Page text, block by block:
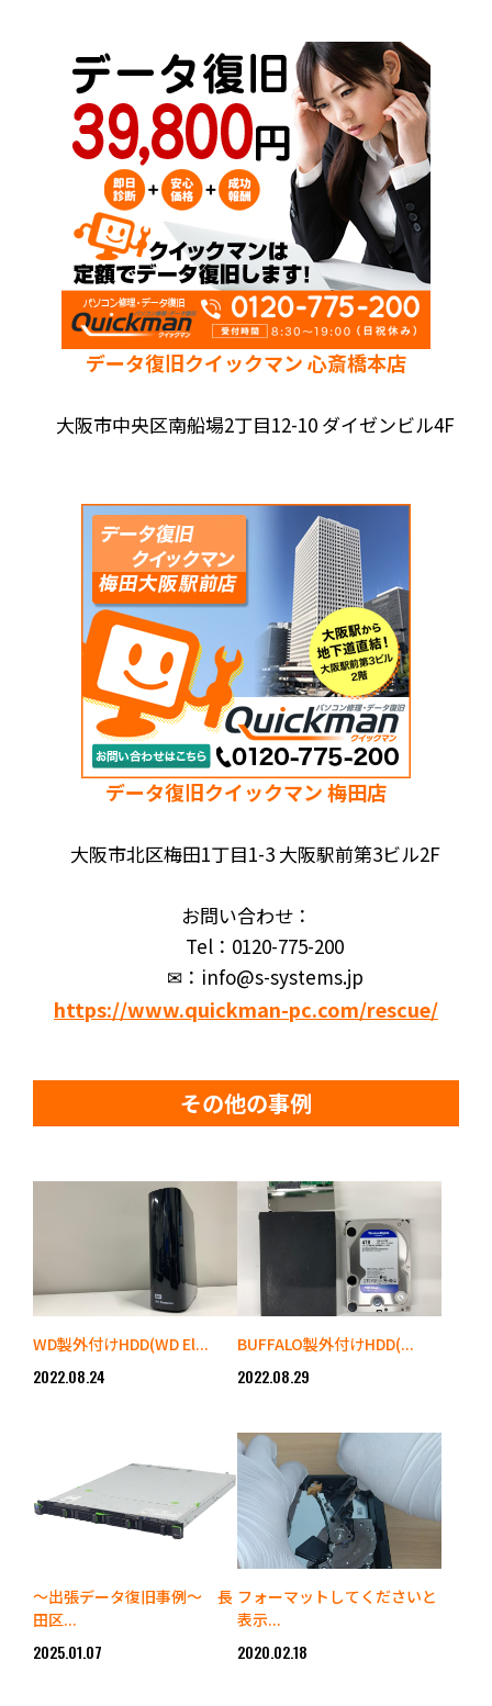
データ復旧クイックマン 心斎橋本店
大阪市中央区南船場2丁目12-10 ダイゼンビル4F
データ復旧クイックマン 梅田店
大阪市北区梅田1丁目1-3 大阪駅前第3ビル2F
お問い合わせ：
Tel：0120-775-200
✉：info@s-systems.jp
https://www.quickman-pc.com/rescue/
その他の事例
WD製外付けHDD(WD El...
2022.08.24
BUFFALO製外付けHDD(...
2022.08.29
～出張データ復旧事例～ 長
田区...
2025.01.07
フォーマットしてくださいと
表示...
2020.02.18